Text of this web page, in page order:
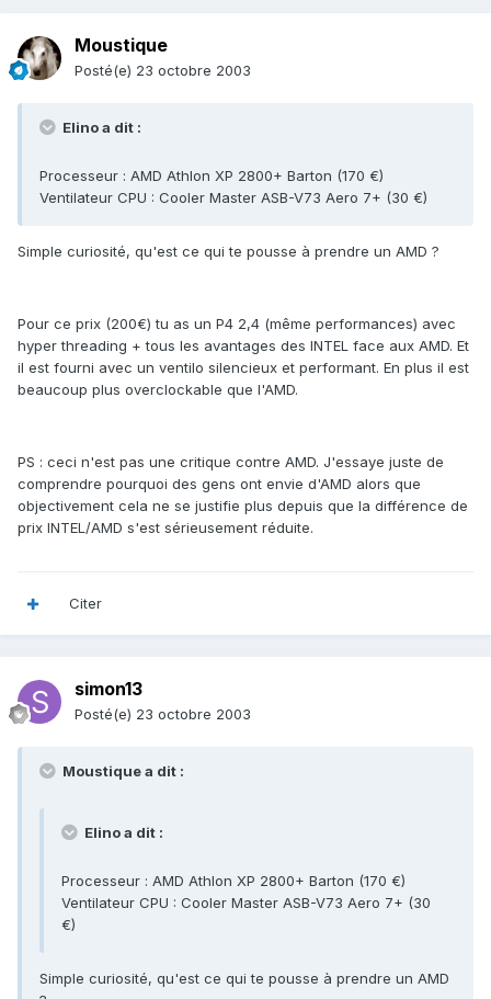
Moustique
Posté(e) 23 octobre 2003
Elino a dit :
Processeur : AMD Athlon XP 2800+ Barton (170 €)
Ventilateur CPU : Cooler Master ASB-V73 Aero 7+ (30 €)
Simple curiosité, qu'est ce qui te pousse à prendre un AMD ?
Pour ce prix (200€) tu as un P4 2,4 (même performances) avec
hyper threading + tous les avantages des INTEL face aux AMD. Et
il est fourni avec un ventilo silencieux et performant. En plus il est
beaucoup plus overclockable que l'AMD.
PS : ceci n'est pas une critique contre AMD. J'essaye juste de
comprendre pourquoi des gens ont envie d'AMD alors que
objectivement cela ne se justifie plus depuis que la différence de
prix INTEL/AMD s'est sérieusement réduite.
Citer
simon13
Posté(e) 23 octobre 2003
Moustique a dit :
Elino a dit :
Processeur : AMD Athlon XP 2800+ Barton (170 €)
Ventilateur CPU : Cooler Master ASB-V73 Aero 7+ (30
€)
Simple curiosité, qu'est ce qui te pousse à prendre un AMD